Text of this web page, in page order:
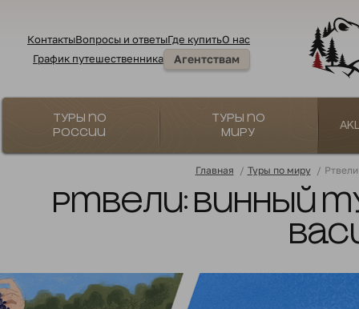
КонтактыВопросы и ответыГде купитьО нас
График путешественника
Агентствам
Туры по
России
Туры по
миру
Главная / Туры по миру /
Ртвели: винный